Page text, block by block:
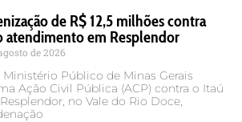
de R$ 12,5 milhões contra
atendimento em Resplendor
de 2026
Ministério Público de Minas Gerais
Ação Civil Pública (ACP) contra o Itaú
no Vale do Rio Doce,